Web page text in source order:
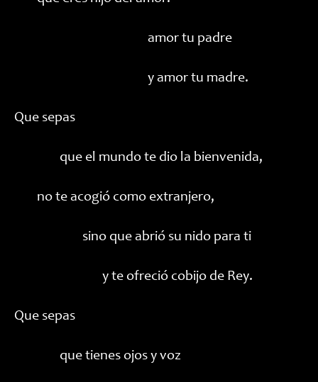
amor tu padre
y amor tu madre.
Que sepas
que el mundo te dio la bienvenida,
no te acogió como extranjero,
sino que abrió su nido para ti
y te ofreció cobijo de Rey.
Que sepas
que tienes ojos y voz